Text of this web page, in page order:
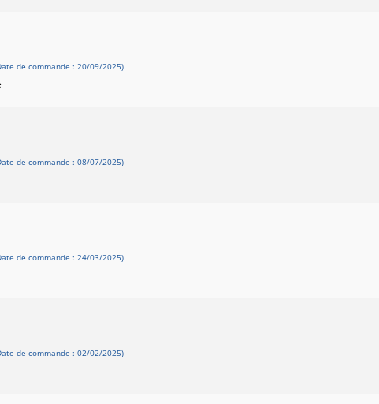
de commande : 20/09/2025)
de commande : 08/07/2025)
de commande : 24/03/2025)
de commande : 02/02/2025)